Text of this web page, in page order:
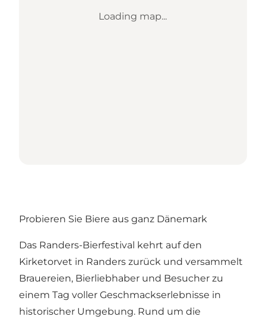
Loading map...
Probieren Sie Biere aus ganz Dänemark
Das Randers-Bierfestival kehrt auf den
Kirketorvet in Randers zurück und versammelt
Brauereien, Bierliebhaber und Besucher zu
einem Tag voller Geschmackserlebnisse in
historischer Umgebung. Rund um die